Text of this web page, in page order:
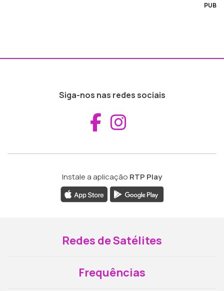
PUB
Siga-nos nas redes sociais
Aceder ao
Instale a aplicação RTP Play
Redes de Satélites
Frequências